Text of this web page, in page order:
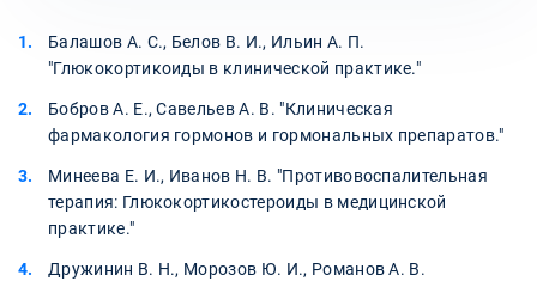
Балашов А. С., Белов В. И., Ильин А. П.
"Глюкокортикоиды в клинической практике."
Бобров А. Е., Савельев А. В. "Клиническая
фармакология гормонов и гормональных препаратов."
Минеева Е. И., Иванов Н. В. "Противовоспалительная
терапия: Глюкокортикостероиды в медицинской
практике."
Дружинин В. Н., Морозов Ю. И., Романов А. В.